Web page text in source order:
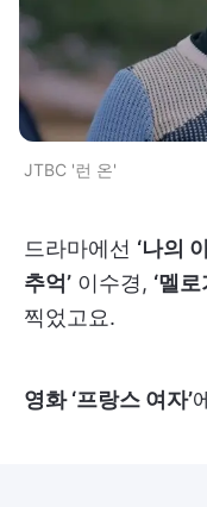
JTBC '런 온'
드라마에선 ‘나의
추억’ 이수경, ‘멜
찍었고요.
영화 ‘프랑스 여자’